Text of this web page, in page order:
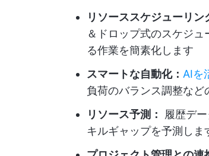
リソーススケジューリン
＆ドロップ式のスケジ
る作業を簡素化します
スマートな自動化： AIを
負荷のバランス調整など
リソース予測：
履歴デ
キルギャップを予測しま